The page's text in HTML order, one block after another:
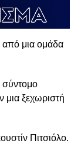
μια ομάδα
σύντομο
μια ξεχωριστή
Πιτσιόλο.